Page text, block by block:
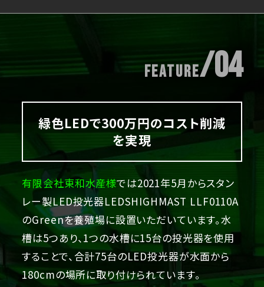
Feature/04
緑色LEDで300万円のコスト削減
を実現
有限会社東和水産様では2021年5月からスタン
レー製LED投光器LEDSHIGHMAST LLF0110A
のGreenを養殖場に設置いただいています。水
槽は5つあり、1つの水槽に15台の投光器を使用
することで、合計75台のLED投光器が水面から
180cmの場所に取り付けられています。